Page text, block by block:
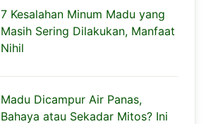
7 Kesalahan Minum Madu yang
Masih Sering Dilakukan, Manfaat
Nihil
Madu Dicampur Air Panas,
Bahaya atau Sekadar Mitos? Ini